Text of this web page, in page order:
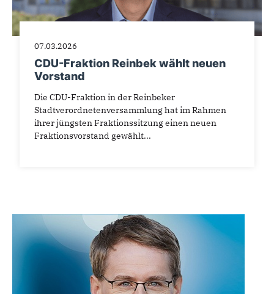
07.03.2026
CDU-Fraktion Reinbek wählt neuen
Vorstand
Die CDU-Fraktion in der Reinbeker
Stadtverordnetenversammlung hat im Rahmen
ihrer jüngsten Fraktionssitzung einen neuen
Fraktionsvorstand gewählt...